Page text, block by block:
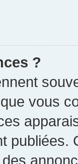
?
vous
publiées.